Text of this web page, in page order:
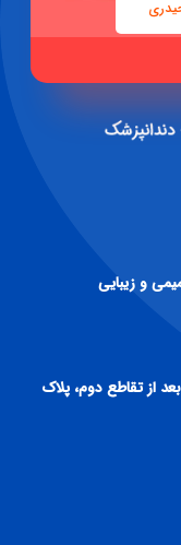
و زيبايی